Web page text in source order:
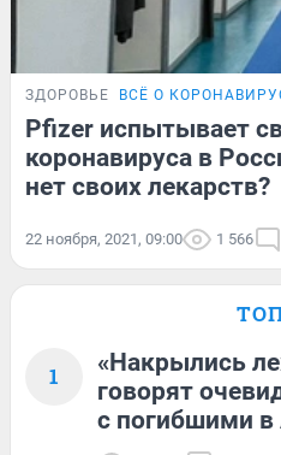
ЗДОРОВЬЕ ВСЁ О
Pfizer испытывает
коронавируса в
нет своих лекарств?
22 ноября, 2021, 09:00 1 566
1
«Накрылись
говорят
с погибшими